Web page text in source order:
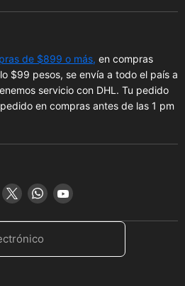
de $899 o más, en compras
$99 pesos, se envía a todo el país a
servicio con DHL. Tu pedido
en compras antes de las 1 pm
Encuéntrenos
Encuéntrenos
Encuéntrenos